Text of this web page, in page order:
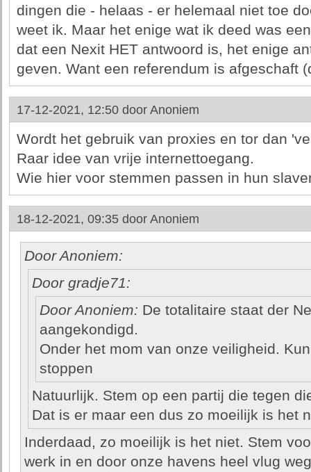
dingen die - helaas - er helemaal niet toe
weet ik. Maar het enige wat ik deed was
dat een Nexit HET antwoord is, het enige
geven. Want een referendum is afgeschaft
17-12-2021, 12:50 door Anoniem
Wordt het gebruik van proxies en tor dan
Raar idee van vrije internettoegang.
Wie hier voor stemmen passen in hun
18-12-2021, 09:35 door Anoniem
Door Anoniem:
Door gradje71:
Door Anoniem: De totalitaire staat der
aangekondigd.
Onder het mom van onze veiligheid.
stoppen
Natuurlijk. Stem op een partij die tegen
Dat is er maar een dus zo moeilijk is het
Inderdaad, zo moeilijk is het niet. Stem
werk in en door onze havens heel vlug